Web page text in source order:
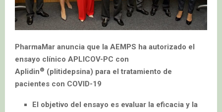
PharmaMar anuncia que la AEMPS ha autorizado el
ensayo clínico APLICOV-PC con
Aplidin® (plitidepsina) para el tratamiento de
pacientes con COVID-19
El objetivo del ensayo es evaluar la eficacia y la